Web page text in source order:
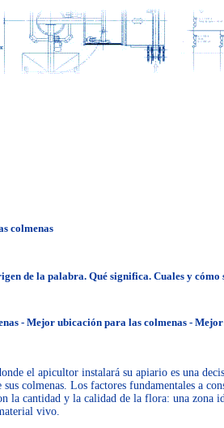
colmenas
de la palabra. Qué significa. Cuales y cómo
- Mejor ubicación para las colmenas -
el apicultor instalará su apiario es una
colmenas. Los factores fundamentales a
la cantidad y la calidad de la flora: una zona
vivo.